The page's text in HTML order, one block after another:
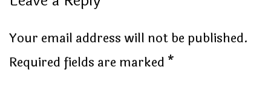
Your email address will not be published.
Required fields are marked *